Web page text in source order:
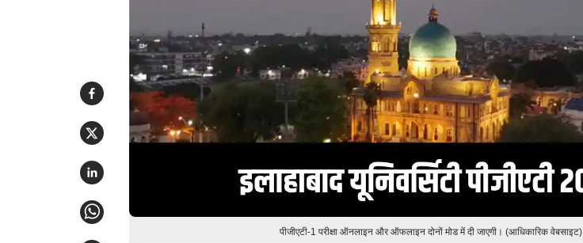
पीजीएटी-1 परीक्षा ऑनलाइन और ऑफलाइन दोनों मोड में दी जाएगी। (आधिकारिक वेबसाइट)